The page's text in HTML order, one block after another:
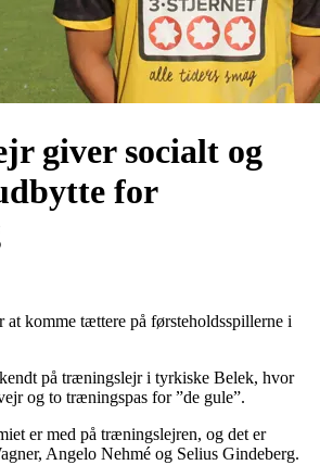
giver socialt og
for
at komme tættere på førsteholdsspillerne i
på træningslejr i tyrkiske Belek, hvor
og to træningspas for ”de gule”.
er med på træningslejren, og det er
Angelo Nehmé og Selius Gindeberg.